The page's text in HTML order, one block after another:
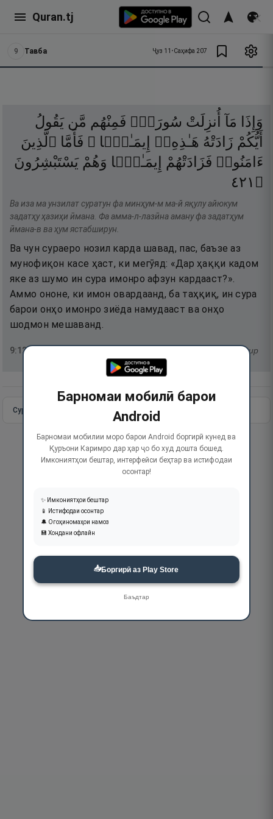
Quran.tj
9 Тавба Ҷуз 11 •Саҳифа 207
وَإِذَا مَآ أُنزِلَتْ سُورَةٌۭ فَمِنْهُم مَّن يَقُولُ
أَيُّكُمْ زَادَتْهُ هَـٰذِهِۦٓ إِيمَـٰنًۭا ۚ فَأَمَّا ٱلَّذِينَ
ءَامَنُوا۟ فَزَادَتْهُمْ إِيمَـٰنًۭا وَهُمْ يَسْتَبْشِرُونَ
۝ ١٢٤
Ва иза ма унзилат суратун фа минҳум-м ма-й яқулу айюкум
задатҳу ҳазиҳи ӣмана. Фа амма-л-лазӣна аману фа задатҳум
ӣмана-в ва ҳум ястабширун.
Ва чун сураеро нозил карда шавад, пас, баъзе аз
мунофиқон касе ҳаст, ки мегӯяд: «Дар ҳаққи кадом
яке аз шумо ин сура имонро афзун кардааст?».
Аммо ононе, ки имон овардаанд, ба таҳқиқ, ин сура
барои онҳо имонро зиёда намудааст ва онҳо
шодмон мешаванд.
9:124 тафсир
Сураи пурра Идома додан
Барномаи мобилӣ барои
Android
Барномаи мобилии моро барои Android боргирӣ кунед ва
Қуръони Каримро дар ҳар ҷо бо худ дошта бошед.
Имкониятҳои бештар, интерфейси беҳтар ва истифодаи
осонтар!
✨ Имкониятҳои бештар
📱 Истифодаи осонтар
🔔 Огоҳиномаҳои намоз
💾 Хондани офлайн
📥Боргирӣ аз Play Store
Баъдтар